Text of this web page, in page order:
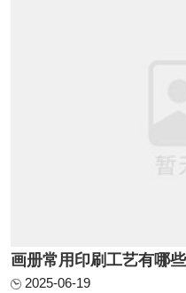
画册常用印刷工艺有哪些
2025-06-19